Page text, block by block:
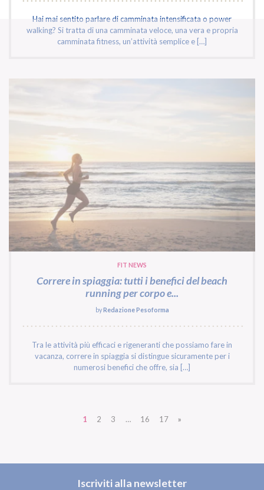
Hai mai sentito parlare di camminata intensificata o power
walking? Si tratta di una camminata veloce, una vera e propria
camminata fitness, un’attività semplice e […]
FIT NEWS
Correre in spiaggia: tutti i benefici del beach
running per corpo e...
byRedazione Pesoforma
Tra le attività più efficaci e rigeneranti che possiamo fare in
vacanza, correre in spiaggia si distingue sicuramente per i
numerosi benefici che offre, sia […]
1 2 3 … 16 17 »
Iscriviti alla newsletter